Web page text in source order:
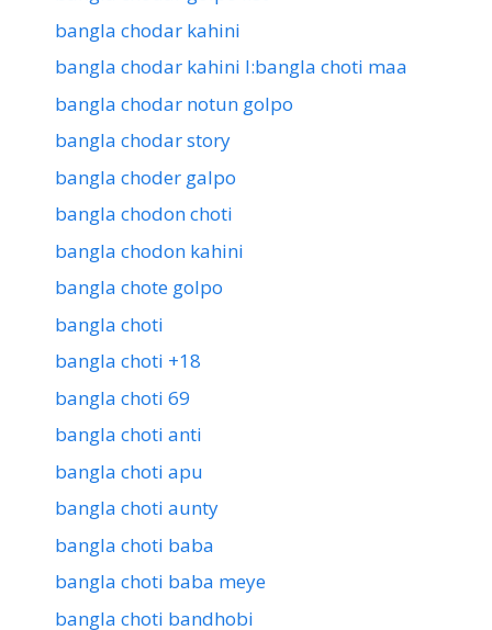
bangla chodar kahini
bangla chodar kahini l:bangla choti maa
bangla chodar notun golpo
bangla chodar story
bangla choder galpo
bangla chodon choti
bangla chodon kahini
bangla chote golpo
bangla choti
bangla choti +18
bangla choti 69
bangla choti anti
bangla choti apu
bangla choti aunty
bangla choti baba
bangla choti baba meye
bangla choti bandhobi